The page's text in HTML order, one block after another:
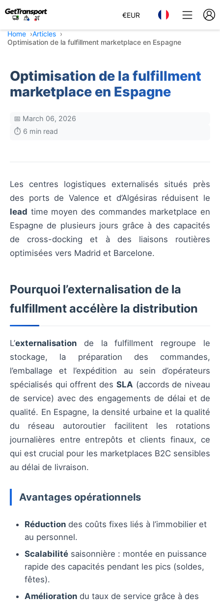
€EUR
Home
Articles
Optimisation de la fulfillment marketplace en Espagne
Optimisation de la fulfillment
marketplace en Espagne
📅 March 06, 2026
⏱️ 6 min read
Les centres logistiques externalisés situés près
des ports de Valence et d’Algésiras réduisent le
lead time moyen des commandes marketplace en
Espagne de plusieurs jours grâce à des capacités
de cross-docking et à des liaisons routières
optimisées vers Madrid et Barcelone.
Pourquoi l’externalisation de la
fulfillment accélère la distribution
L’externalisation de la fulfillment regroupe le
stockage, la préparation des commandes,
l’emballage et l’expédition au sein d’opérateurs
spécialisés qui offrent des SLA (accords de niveau
de service) avec des engagements de délai et de
qualité. En Espagne, la densité urbaine et la qualité
du réseau autoroutier facilitent les rotations
journalières entre entrepôts et clients finaux, ce
qui est crucial pour les marketplaces B2C sensibles
au délai de livraison.
Avantages opérationnels
Réduction des coûts fixes liés à l’immobilier et
au personnel.
Scalabilité saisonnière : montée en puissance
rapide des capacités pendant les pics (soldes,
fêtes).
Amélioration du taux de service grâce à des